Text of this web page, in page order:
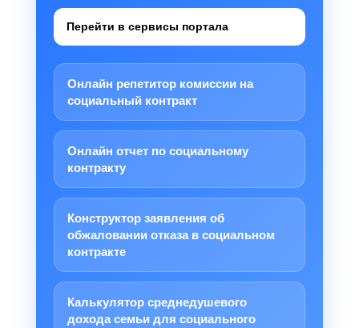
Перейти в сервисы портала
Онлайн репетитор комиссии на
социальный контракт
Онлайн отчет по социальному
контракту
Конструктор заявления об
обжаловании отказа в социальном
контракте
Калькулятор среднедушевого
дохода семьи для социального